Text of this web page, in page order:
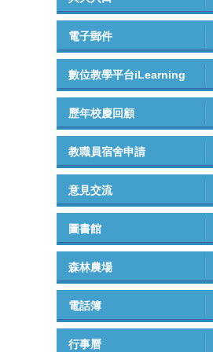
電子郵件
數位教學平台iLearning
歷年校慶回顧
教職員宿舍申請
意見交流
圖書館
森林農場
電話簿
行事曆